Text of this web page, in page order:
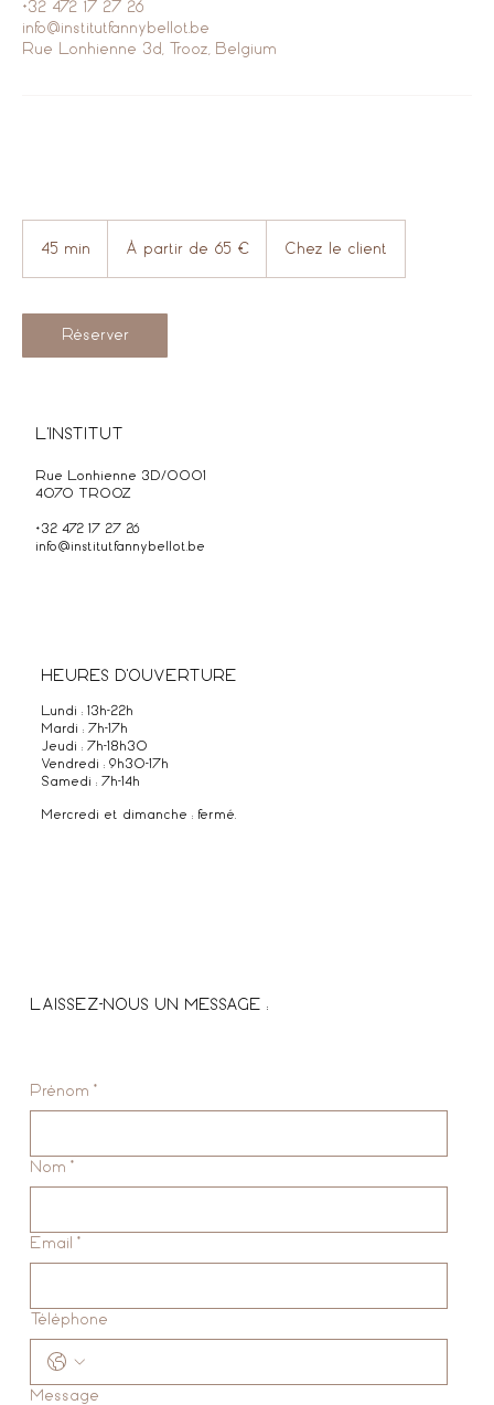
+32 472 17 27 26
info@institutfannybellot.be
Rue Lonhienne 3d, Trooz, Belgium
45 min
i
n
partir
euros
À partir de 65 € Chez le client
Réserver
L'INSTITUT
Rue Lonhienne 3D/0001
4070 TROOZ
+32 472 17 27 26
info@institutfannybellot.be
HEURES D'OUVERTURE
Lundi : 13h-22h
Mardi : 7h-17h
Jeudi : 7h-18h30
Vendredi : 9h30-17h
Samedi : 7h-14h
Mercredi et dimanche : fermé.
LAISSEZ-NOUS UN MESSAGE :
Prénom *
Nom *
Email *
Téléphone
Message